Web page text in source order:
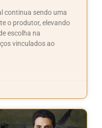
continua sendo uma
o produtor, elevando
escolha na
vinculados ao